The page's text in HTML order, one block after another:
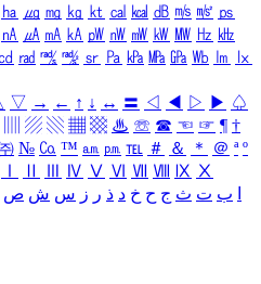
㏊ ㎍ ㎎ ㎏ ㏏ ㎈ ㎉ ㏈ ㎧ ㎨ ㎰
㎁ ㎂ ㎃ ㎄ ㎺ ㎻ ㎽ ㎾ ㎿ ㎐ ㎑
㏅ ㎭ ㎮ ㎯ ㏛ ㎩ ㎪ ㎫ ㎬ ㏝ ㏐
㏓
▽ → ← ↑ ↓ ↔ 〓 ◁ ◀ ▷ ▶ ♤
▨ ▧ ▦ ▩ ♨ ☏ ☎ ☜ ☞ ¶ †
№ ㏇ ™ ㏂ ㏘ ℡ ＃ ＆ ＊ ＠ ª º
Ⅳ Ⅴ Ⅵ Ⅶ Ⅷ Ⅸ Ⅹ
ب ت ث ج ح خ د ذ ر ز س ش ص